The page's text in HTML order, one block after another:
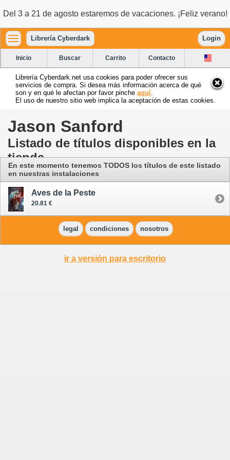
Del 3 a 21 de agosto estaremos de vacaciones. ¡Feliz verano!
Librería Cyberdark Login
Inicio Buscar Carrito Contacto
Librería Cyberdark.net usa cookies para poder ofrecer sus
servicios de compra. Si desea más información acerca de qué
son y en qué le afectan por favor pinche aquí
El uso de nuestro sitio web implica la aceptación de estas cookies.
Jason Sanford
Listado de títulos disponibles en la
tienda
En este momento tenemos TODOS los títulos de este listado
en nuestras instalaciones
Aves de la Peste
20.81 €
legal condiciones nosotros
ir a versión para escritorio